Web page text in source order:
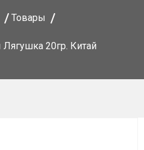
Товары
20гр. Китай